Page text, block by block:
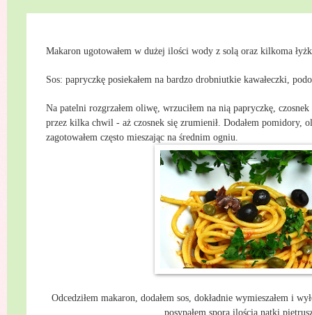
Makaron ugotowałem w dużej ilości wody z solą oraz kilkoma
Sos: papryczkę posiekałem na bardzo drobniutkie kawałeczki,
Na patelni rozgrzałem oliwę, wrzuciłem na nią papryczkę,
przez kilka chwil - aż czosnek się zrumienił. Dodałem pomidory,
zagotowałem często mieszając na średnim ogniu.
Odcedziłem makaron, dodałem sos, dokładnie wymieszałem i
posypałem sporą ilością natki